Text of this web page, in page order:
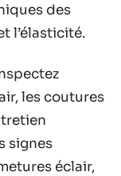
des
l’élasticité.
les coutures
signes
éclair,